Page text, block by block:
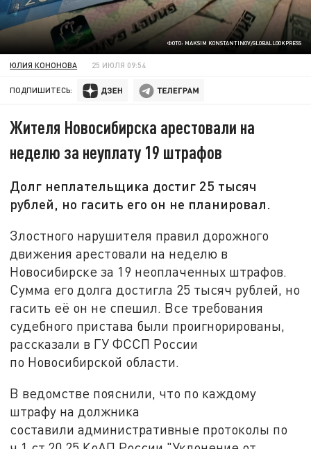
ФОТО: MAKSIM KONSTANTINOV/GLOBALLOOKPRESS
ЮЛИЯ КОНОНОВА 25 ИЮЛЯ 09:54
ПОДПИШИТЕСЬ:
Жителя Новосибирска арестовали на
неделю за неуплату 19 штрафов
Долг неплательщика достиг 25 тысяч
рублей, но гасить его он не планировал.
Злостного нарушителя правил дорожного
движения арестовали на неделю в
Новосибирске за 19 неоплаченных штрафов.
Сумма его долга достигла 25 тысяч рублей, но
гасить её он не спешил. Все требования
судебного пристава были проигнорированы,
рассказали в ГУ ФССП России
по Новосибирской области.
В ведомстве пояснили, что по каждому
штрафу на должника
составили административные протоколы по